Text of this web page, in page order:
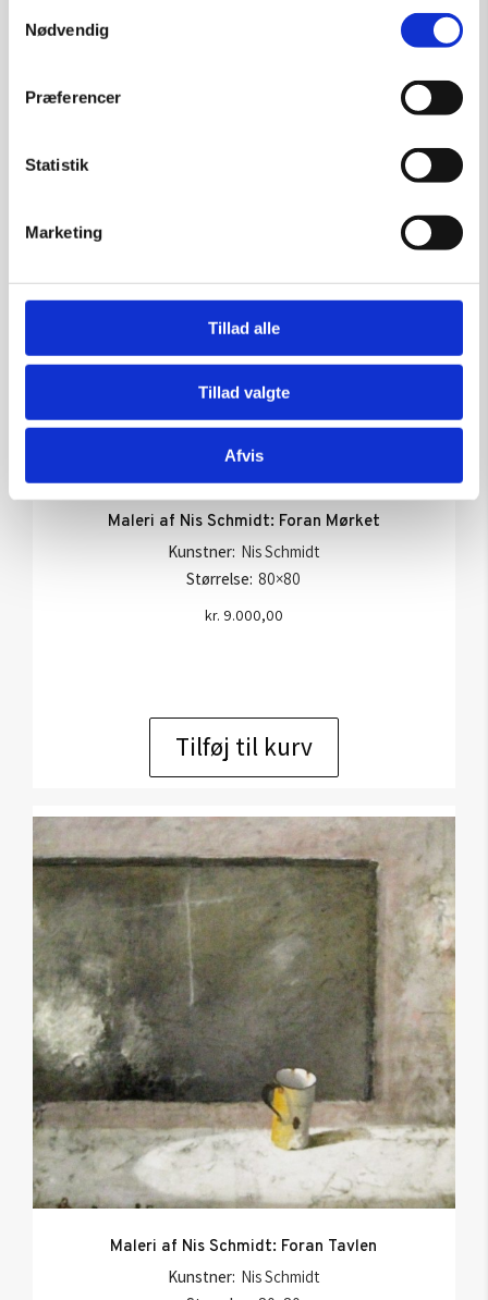
Nødvendig
Præferencer
Statistik
Marketing
Tillad alle
Tillad valgte
Afvis
Maleri af Nis Schmidt: Foran Mørket
Kunstner: Nis Schmidt
Størrelse: 80×80
kr. 9.000,00
Tilføj til kurv
Maleri af Nis Schmidt: Foran Tavlen
Kunstner: Nis Schmidt